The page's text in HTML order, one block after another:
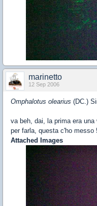
marinetto
12 Sep 2006
Omphalotus olearius (DC.)
va beh, dai, la prima era
per farla, questa c'ho messo
Attached Images